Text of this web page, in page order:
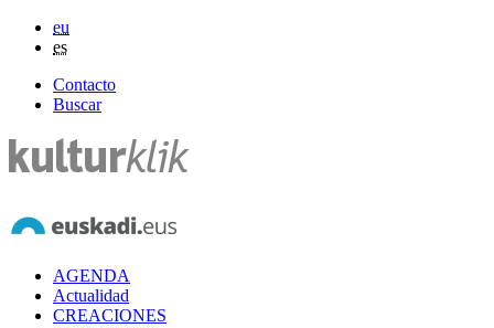
eu
es
Contacto
Buscar
AGENDA
Actualidad
CREACIONES